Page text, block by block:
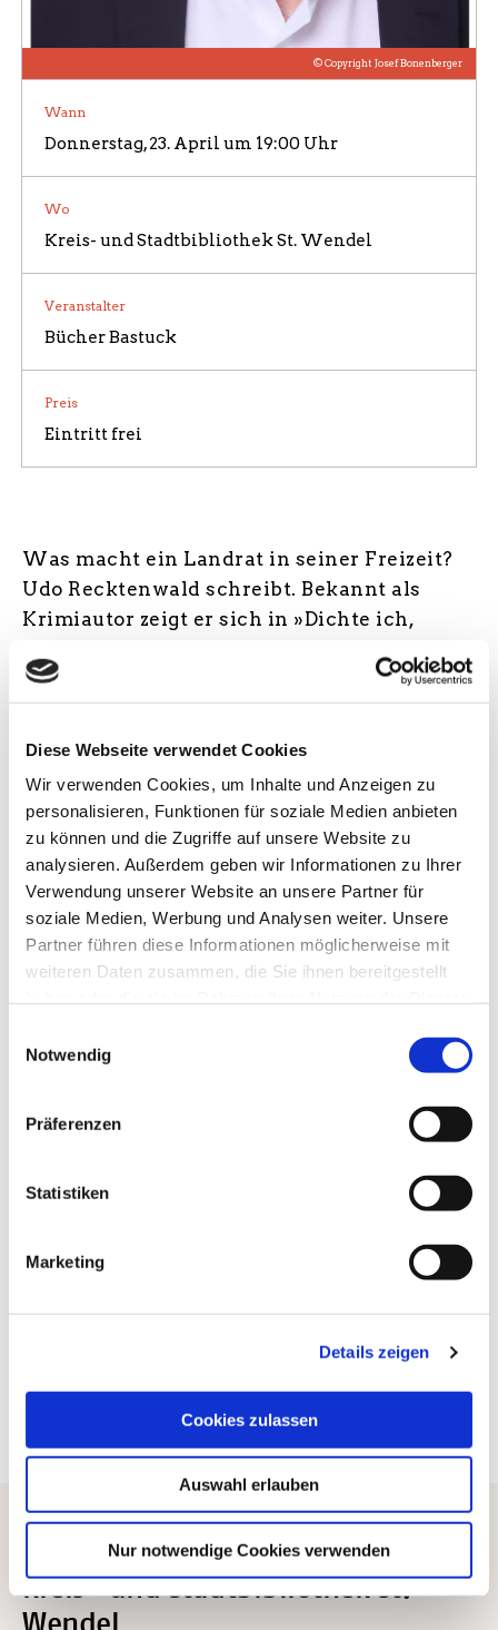
Diese Webseite verwendet Cookies
Wir verwenden Cookies, um Inhalte und Anzeigen zu
personalisieren, Funktionen für soziale Medien anbieten
zu können und die Zugriffe auf unsere Website zu
analysieren. Außerdem geben wir Informationen zu Ihrer
Verwendung unserer Website an unsere Partner für
soziale Medien, Werbung und Analysen weiter. Unsere
Partner führen diese Informationen möglicherweise mit
weiteren Daten zusammen, die Sie ihnen bereitgestellt
Cookies, wenn Sie unsere Webseite weiterhin nutzen.
Notwendig
Präferenzen
Statistiken
Marketing
Details zeigen
Cookies zulassen
Auswahl erlauben
Nur notwendige Cookies verwenden
© Copyright Josef Bonenberger
Wann
Donnerstag, 23. April um 19:00 Uhr
Wo
Kreis- und Stadtbibliothek St. Wendel
Veranstalter
Bücher Bastuck
Preis
Eintritt frei
Was macht ein Landrat in seiner Freizeit?
Udo Recktenwald schreibt. Bekannt als
Krimiautor zeigt er sich in »Dichte ich,
sehr persönlichen Seite. In seinen
Gedichten verdichtet er Alltägliches, Natur,
Heimat und innere Bewegung zu klaren,
nachdenklich und nah am Leben – Worte
als Ausdruck dessen, was sonst
unausgesprochen bleibt.Ein kleines Buch
mit großer Nähe.
Verlag: Edition Schaumberg
Buch kaufen
Kreis- und Stadtbibliothek St.
Wendel